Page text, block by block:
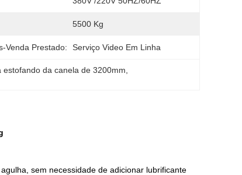
5500 Kg
Venda Prestado: Serviço Video Em Linha
estofando da canela de 3200mm
sem necessidade de adicionar lubrificante